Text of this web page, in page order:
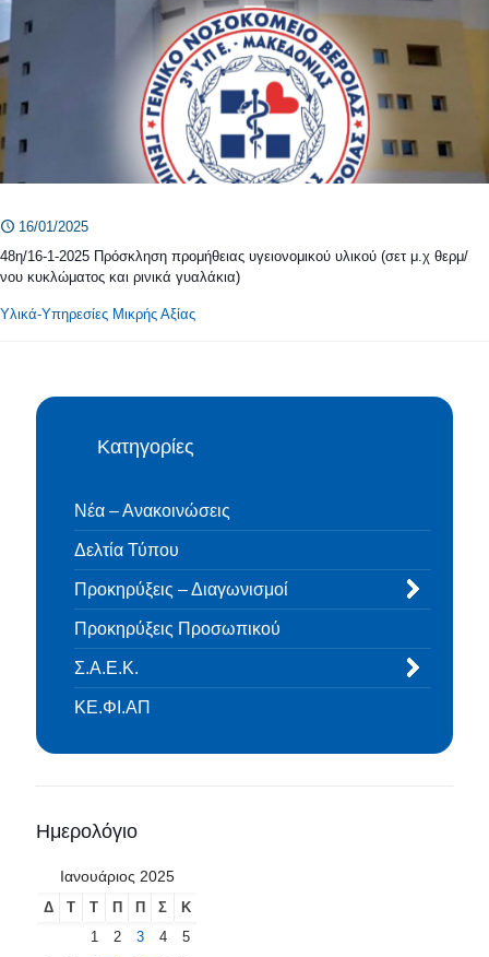
16/01/2025
48η/16-1-2025 Πρόσκληση προμήθειας υγειονομικού υλικού (σετ μ.χ θερμ/
νου κυκλώματος και ρινικά γυαλάκια)
Υλικά-Υπηρεσίες Μικρής Αξίας
Κατηγορίες
Νέα – Ανακοινώσεις
Δελτία Τύπου
Προκηρύξεις – Διαγωνισμοί
Προκηρύξεις Προσωπικού
Σ.Α.Ε.Κ.
ΚΕ.ΦΙ.ΑΠ
Ημερολόγιο
Ιανουάριος 2025
Δ Τ Τ Π Π Σ
Κ
1
2 3 4
5